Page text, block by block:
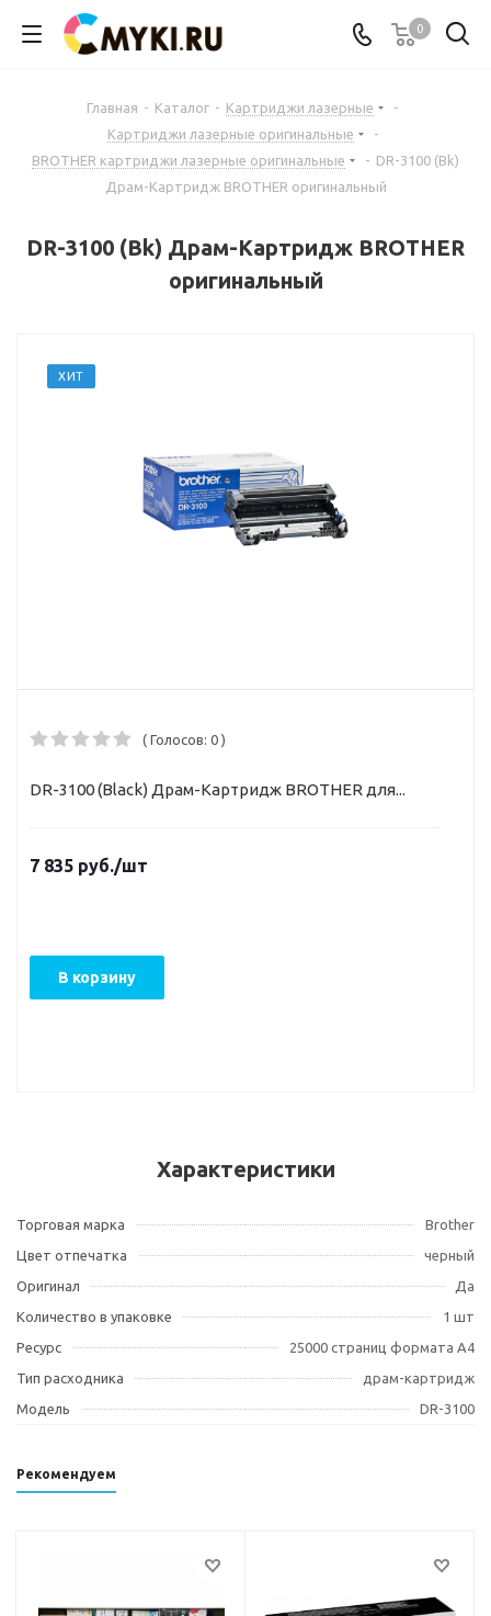
0
Главная - Каталог - Картриджи лазерные
-
Картриджи лазерные оригинальные
-
BROTHER картриджи лазерные оригинальные
- DR-3100 (Bk)
Драм-Картридж BROTHER оригинальный
DR-3100 (Bk) Драм-Картридж BROTHER
оригинальный
ХИТ
( Голосов: 0 )
DR-3100 (Black) Драм-Картридж BROTHER для...
7 835 руб./шт
В корзину
Характеристики
Торговая марка
Brother
Цвет отпечатка
черный
Оригинал
Да
Количество в упаковке
1 шт
Ресурс
25000 страниц формата А4
Тип расходника
драм-картридж
Модель
DR-3100
Рекомендуем